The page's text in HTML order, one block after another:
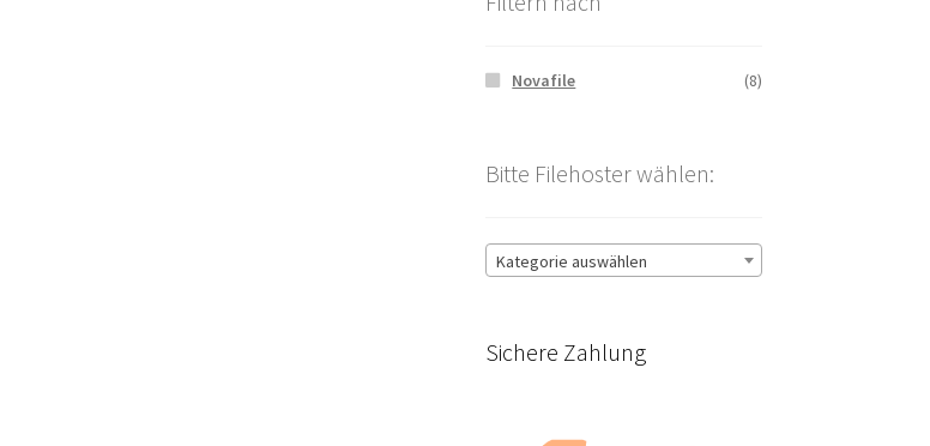
Novafile (8)
Bitte Filehoster wählen:
Kategorie auswählen
Sichere Zahlung